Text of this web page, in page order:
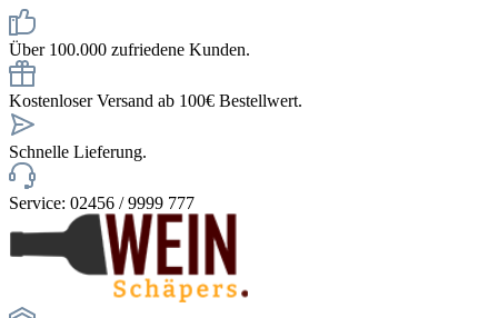
Über 100.000 zufriedene Kunden.
Kostenloser Versand ab 100€ Bestellwert.
Schnelle Lieferung.
Service: 02456 / 9999 777